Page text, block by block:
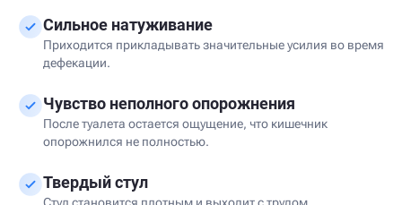
Сильное натуживание
Приходится прикладывать значительные усилия во время
дефекации.
Чувство неполного опорожнения
После туалета остается ощущение, что кишечник
опорожнился не полностью.
Твердый стул